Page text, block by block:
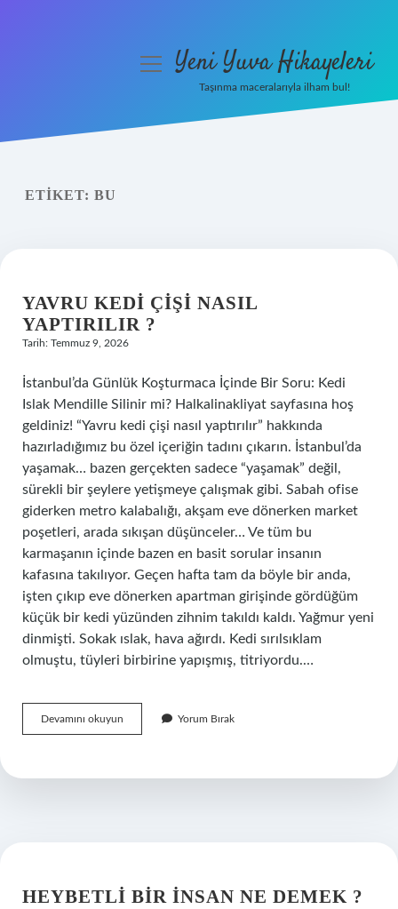
Yasal Uyarı
menüyüYeni Yuva Hikayeleri
Taşınma maceralarıyla ilham bul!
ETIKET: BU
YAVRU KEDI ÇIŞI NASIL
YAPTIRILIR ?
Tarih: Temmuz 9, 2026
İstanbul’da Günlük Koşturmaca İçinde Bir Soru: Kedi
Islak Mendille Silinir mi? Halkalinakliyat sayfasına hoş
geldiniz! “Yavru kedi çişi nasıl yaptırılır” hakkında
hazırladığımız bu özel içeriğin tadını çıkarın. İstanbul’da
yaşamak… bazen gerçekten sadece “yaşamak” değil,
sürekli bir şeylere yetişmeye çalışmak gibi. Sabah ofise
giderken metro kalabalığı, akşam eve dönerken market
poşetleri, arada sıkışan düşünceler… Ve tüm bu
karmaşanın içinde bazen en basit sorular insanın
kafasına takılıyor. Geçen hafta tam da böyle bir anda,
işten çıkıp eve dönerken apartman girişinde gördüğüm
küçük bir kedi yüzünden zihnim takıldı kaldı. Yağmur yeni
dinmişti. Sokak ıslak, hava ağırdı. Kedi sırılsıklam
olmuştu, tüyleri birbirine yapışmış, titriyordu.…
Devamını okuyun
kedi
yaptırılır
Yorum Bırak
HEYBETLI BIR INSAN NE DEMEK ?